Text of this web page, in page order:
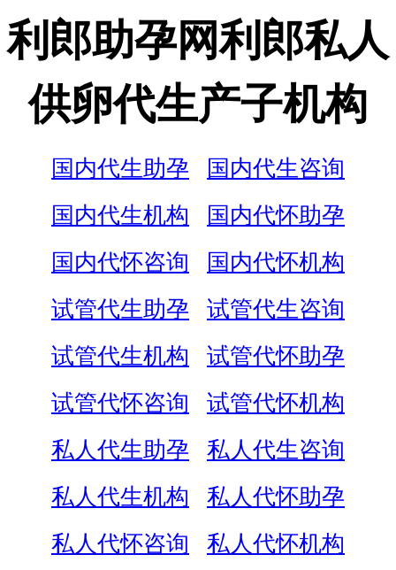
利郎助孕网利郎私人
供卵代生产子机构
国内代生助孕
国内代生咨询
国内代生机构
国内代怀助孕
国内代怀咨询
国内代怀机构
试管代生助孕
试管代生咨询
试管代生机构
试管代怀助孕
试管代怀咨询
试管代怀机构
私人代生助孕
私人代生咨询
私人代生机构
私人代怀助孕
私人代怀咨询
私人代怀机构